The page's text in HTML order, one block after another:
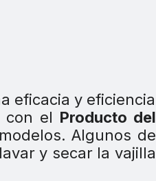
eficacia y eficiencia
con el Producto del
Algunos de
y secar la vajilla